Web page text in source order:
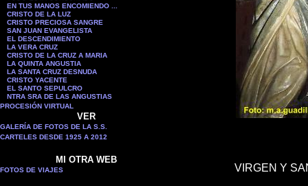
EN TUS MANOS ENCOMIENDO ...
CRISTO DE LA LUZ
CRISTO PRECIOSA SANGRE
SAN JUAN EVANGELISTA
EL DESCENDIMIENTO
LA VERA CRUZ
CRISTO DE LA CRUZ A MARIA
LA QUINTA ANGUSTIA
LA SANTA CRUZ DESNUDA
CRISTO YACENTE
EL SANTO SEPULCRO
NTRA SRA DE LAS ANGUSTIAS
PROCESIÓN VIRTUAL
VER
GALERÍA DE FOTOS DE LA S.S.
CARTELES DESDE 1925 A 2012
MI OTRA WEB
FOTOS DE VIAJES VIRGEN Y